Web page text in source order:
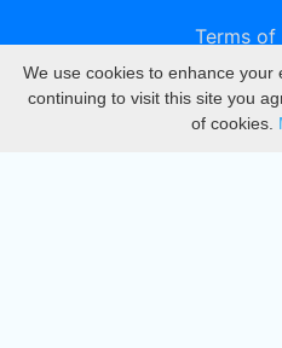
Terms of
We use cookies to enhance your
continuing to visit this site you
of cookies.